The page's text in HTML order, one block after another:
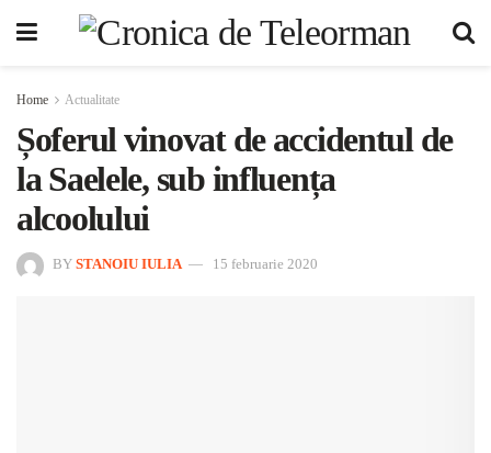
Home Actualitate
Șoferul vinovat de accidentul de
la Saelele, sub influența
alcoolului
BY STANOIU IULIA 15 februarie 2020